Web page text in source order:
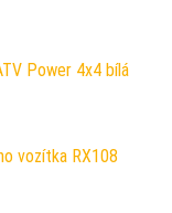
Power 4x4 bílá
vozítka RX108